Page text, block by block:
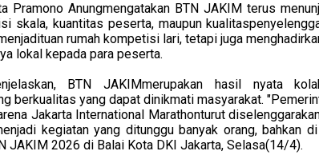
Pramono Anungmengatakan BTN JAKIM terus
skala, kuantitas peserta, maupun
rumah kompetisi lari, tetapi juga
lokal kepada para peserta.
BTN JAKIMmerupakan hasil nyata
berkualitas yang dapat dinikmati masyarakat. "
Jakarta International Marathonturut
kegiatan yang ditunggu banyak orang, bahkan
JAKIM 2026 di Balai Kota DKI Jakarta, Selasa(14/4).